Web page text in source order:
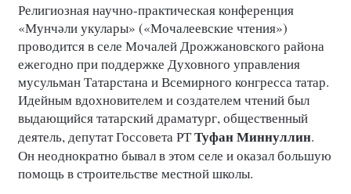
Религиозная научно-практическая конференция
«Мунчәлиукулары» («Мочалеевские чтения»)
проводится в селе Мочалей Дрожжановского района
ежегодно при поддержке Духовного управления
мусульман Татарстана и Всемирного конгресса татар.
Идейным вдохновителем и создателем чтений был
выдающийся татарский драматург, общественный
деятель, депутат Госсовета РТТуфан Миннуллин.
Он неоднократно бывал в этом селе и оказал большую
помощь в строительстве местной школы.